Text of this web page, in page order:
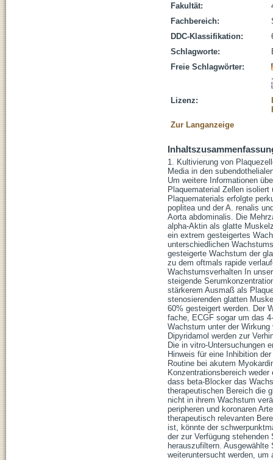
Fakultät:
Fachbereich:
DDC-Klassifikation:
Schlagworte:
Freie Schlagwörter:
Lizenz:
Zur Langanzeige
1. Kultivierung von
Media in den
Um weitere Informationen
Plaquematerial Zellen
Plaquematerials erfolgte
poplitea und der A. renalis
Aorta abdominalis. Die
alpha-Aktin als glatte
ein extrem gesteigertes
unterschiedlichen
gesteigerte Wachstum der
zu dem oftmals rapide
Wachstumsverhalten In
steigende
stärkerem Ausmaß als
stenosierenden glatten
60% gesteigert werden. Der
fache, ECGF sogar um das
Wachstum unter der
Dipyridamol werden zur
Die in vitro-Untersuchungen
Hinweis für eine Inhibition
Routine bei akutem
Konzentrationsbereich
dass beta-Blocker das
therapeutischen Bereich die
nicht in ihrem Wachstum
peripheren und koronaren
therapeutisch relevanten
ist, könnte der
der zur Verfügung
herauszufiltern.
weiteruntersucht werden,